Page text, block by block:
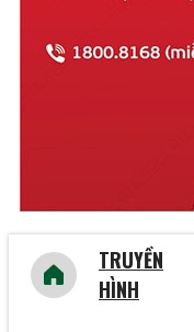
Vĩnh Phúc
Vũng Tàu
TRUYỀN
HÌNH